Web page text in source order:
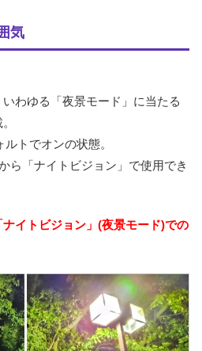
気
わゆる「夜景モード」に当たる
ルトでオンの状態。
ら「ナイトビジョン」で使用でき
ナイトビジョン」(夜景モード)での